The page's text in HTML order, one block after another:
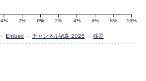
0% 2% 4% 6% 8% 10%
4% 2% 0%
- Embed - チャンネル諸島 2026 - 移民